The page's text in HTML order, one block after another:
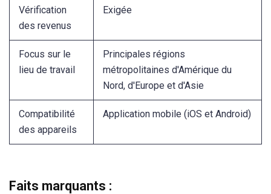
Vérification
des revenus
Exigée
Focus sur le
lieu de travail
Principales régions
métropolitaines d'Amérique du
Nord, d'Europe et d'Asie
Compatibilité
des appareils
Application mobile (iOS et Android)
Faits marquants :